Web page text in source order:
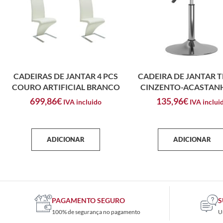
CADEIRAS DE JANTAR 4 PCS
COURO ARTIFICIAL BRANCO
699,86€ IVA incluido
ADICIONAR
CADEIRA DE JANTAR
CINZENTO-
135,96€ IVA
ADICIONAR
PAGAMENTO SEGURO
100% de segurança no pagamento